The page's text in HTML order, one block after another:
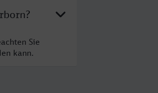
Sie
kann.